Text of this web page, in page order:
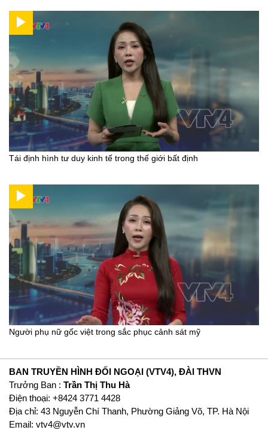
Tái định hình tư duy kinh tế trong thế giới bất định
Người phụ nữ gốc việt trong sắc phục cảnh sát mỹ
BAN TRUYỀN HÌNH ĐỐI NGOẠI (VTV4), ĐÀI THVN
Trưởng Ban : Trần Thị Thu Hà
Ðiện thoại: +8424 3771 4428
Địa chỉ: 43 Nguyễn Chí Thanh, Phường Giảng Võ, TP. Hà Nội
Email: vtv4@vtv.vn